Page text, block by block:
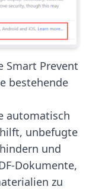
Smart Prevent
bestehende
automatisch
unbefugte
und
Dokumente,
zu